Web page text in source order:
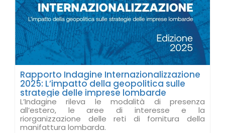
Rapporto Indagine Internazionalizzazione
2025: L’impatto della geopolitica sulle
strategie delle imprese lombarde
L’Indagine rileva le modalità di presenza
all’estero, le aree di interesse e la
riorganizzazione delle reti di fornitura della
manifattura lombarda.